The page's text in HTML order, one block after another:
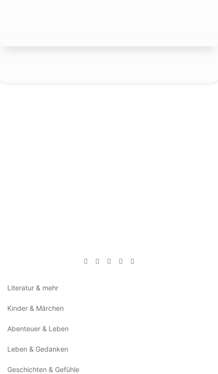
Literatur & mehr
Kinder & Märchen
Abenteuer & Leben
Leben & Gedanken
Geschichten & Gefühle